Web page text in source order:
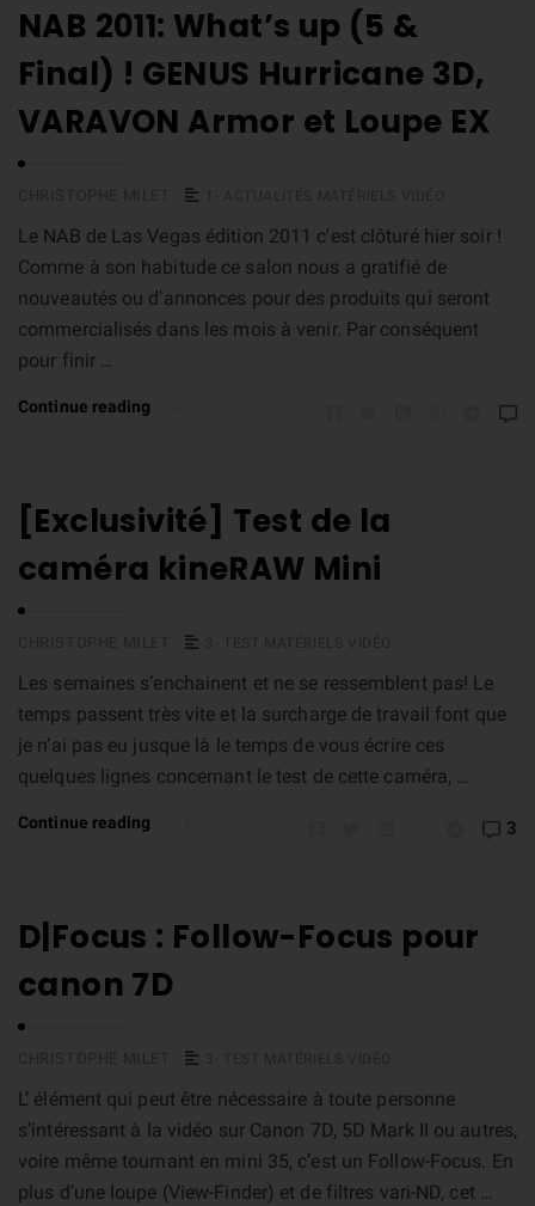
NAB 2011: What’s up (5 &
Final) ! GENUS Hurricane 3D,
VARAVON Armor et Loupe EX
Le NAB de Las Vegas édition 2011 c'est clôturé hier soir !
Comme à son habitude ce salon nous a gratifié de
nouveautés ou d'annonces pour des produits qui seront
commercialisés dans les mois à venir. Par conséquent
pour finir …
Continue reading
[Exclusivité] Test de la
caméra kineRAW Mini
Les semaines s’enchainent et ne se ressemblent pas! Le
temps passent très vite et la surcharge de travail font que
je n’ai pas eu jusque là le temps de vous écrire ces
quelques lignes concernant le test de cette caméra, …
Continue reading 3
D|Focus : Follow-Focus pour
canon 7D
L’ élément qui peut être nécessaire à toute personne
s’intéressant à la vidéo sur Canon 7D, 5D Mark II ou autres,
voire même tournant en mini 35, c’est un Follow-Focus. En
plus d’une loupe (View-Finder) et de filtres vari-ND, cet …